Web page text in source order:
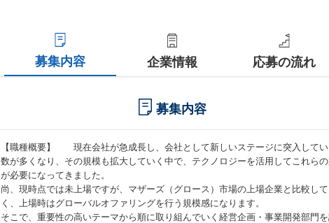
募集内容 企業情報 応募の流れ
募集内容
【職種概要】 現在会社が急成長し、会社として新しいステージに突入して
数が多くなり、その規模も拡大していく中で、テクノロジーを活用してこれら
が必要になってきました。
尚、現時点では未上場ですが、マザーズ（グロース）市場の上場企業と比較し
く、上場時はグローバルオファリングを行う規模感になります。
そこで、重要性の高いテーマから順に取り組んでいく経営企画・事業開発部門